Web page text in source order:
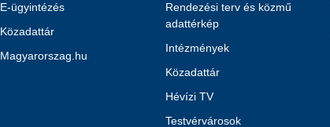
E-ügyintézés
Közadattár
Magyarorszag.hu
Rendezési terv és közmű
adattérkép
Intézmények
Közadattár
Hévízi TV
Testvérvárosok